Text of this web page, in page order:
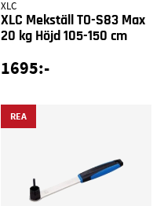
XLC
XLC Mekställ TO-S83 Max
20 kg Höjd 105-150 cm
1695:-
REA